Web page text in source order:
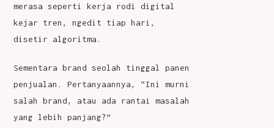
merasa seperti kerja rodi digital
kejar tren, ngedit tiap hari,
disetir algoritma.
Sementara brand seolah tinggal panen
penjualan. Pertanyaannya, “Ini murni
salah brand, atau ada rantai masalah
yang lebih panjang?”